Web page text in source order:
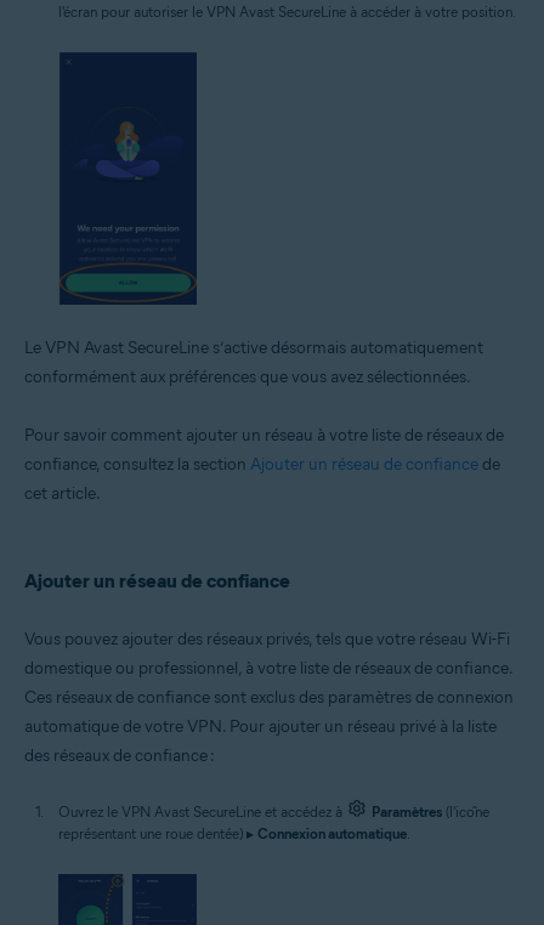
l'écran pour autoriser le VPN Avast SecureLine à accéder à votre position.
Le VPN Avast SecureLine s’active désormais automatiquement
conformément aux préférences que vous avez sélectionnées.
Pour savoir comment ajouter un réseau à votre liste de réseaux de
confiance, consultez la section Ajouter un réseau de confiance de
cet article.
Ajouter un réseau de confiance
Vous pouvez ajouter des réseaux privés, tels que votre réseau Wi-Fi
domestique ou professionnel, à votre liste de réseaux de confiance.
Ces réseaux de confiance sont exclus des paramètres de connexion
automatique de votre VPN. Pour ajouter un réseau privé à la liste
des réseaux de confiance :
Ouvrez le VPN Avast SecureLine et accédez à Paramètres (l'icône
représentant une roue dentée) ▸ Connexion automatique.